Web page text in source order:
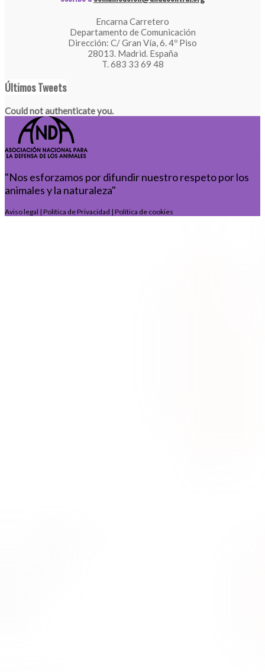
Encarna Carretero
Departamento de Comunicación
Dirección: C/ Gran Vía, 6. 4º Piso
28013. Madrid. España
T. 683 33 69 48
Últimos Tweets
Could not authenticate you.
"Nos esforzamos por difundir nuestro respeto por los
animales y la naturaleza"
Aviso legal | Política de Privacidad | Política de cookies